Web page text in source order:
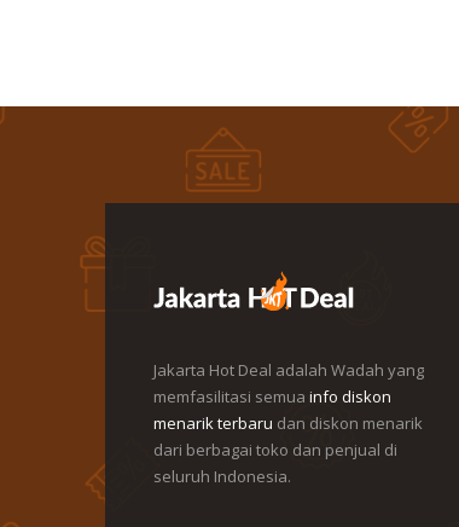
Jakarta Hot Deal adalah Wadah yang
memfasilitasi semua info diskon
menarik terbaru dan diskon menarik
dari berbagai toko dan penjual di
seluruh Indonesia.